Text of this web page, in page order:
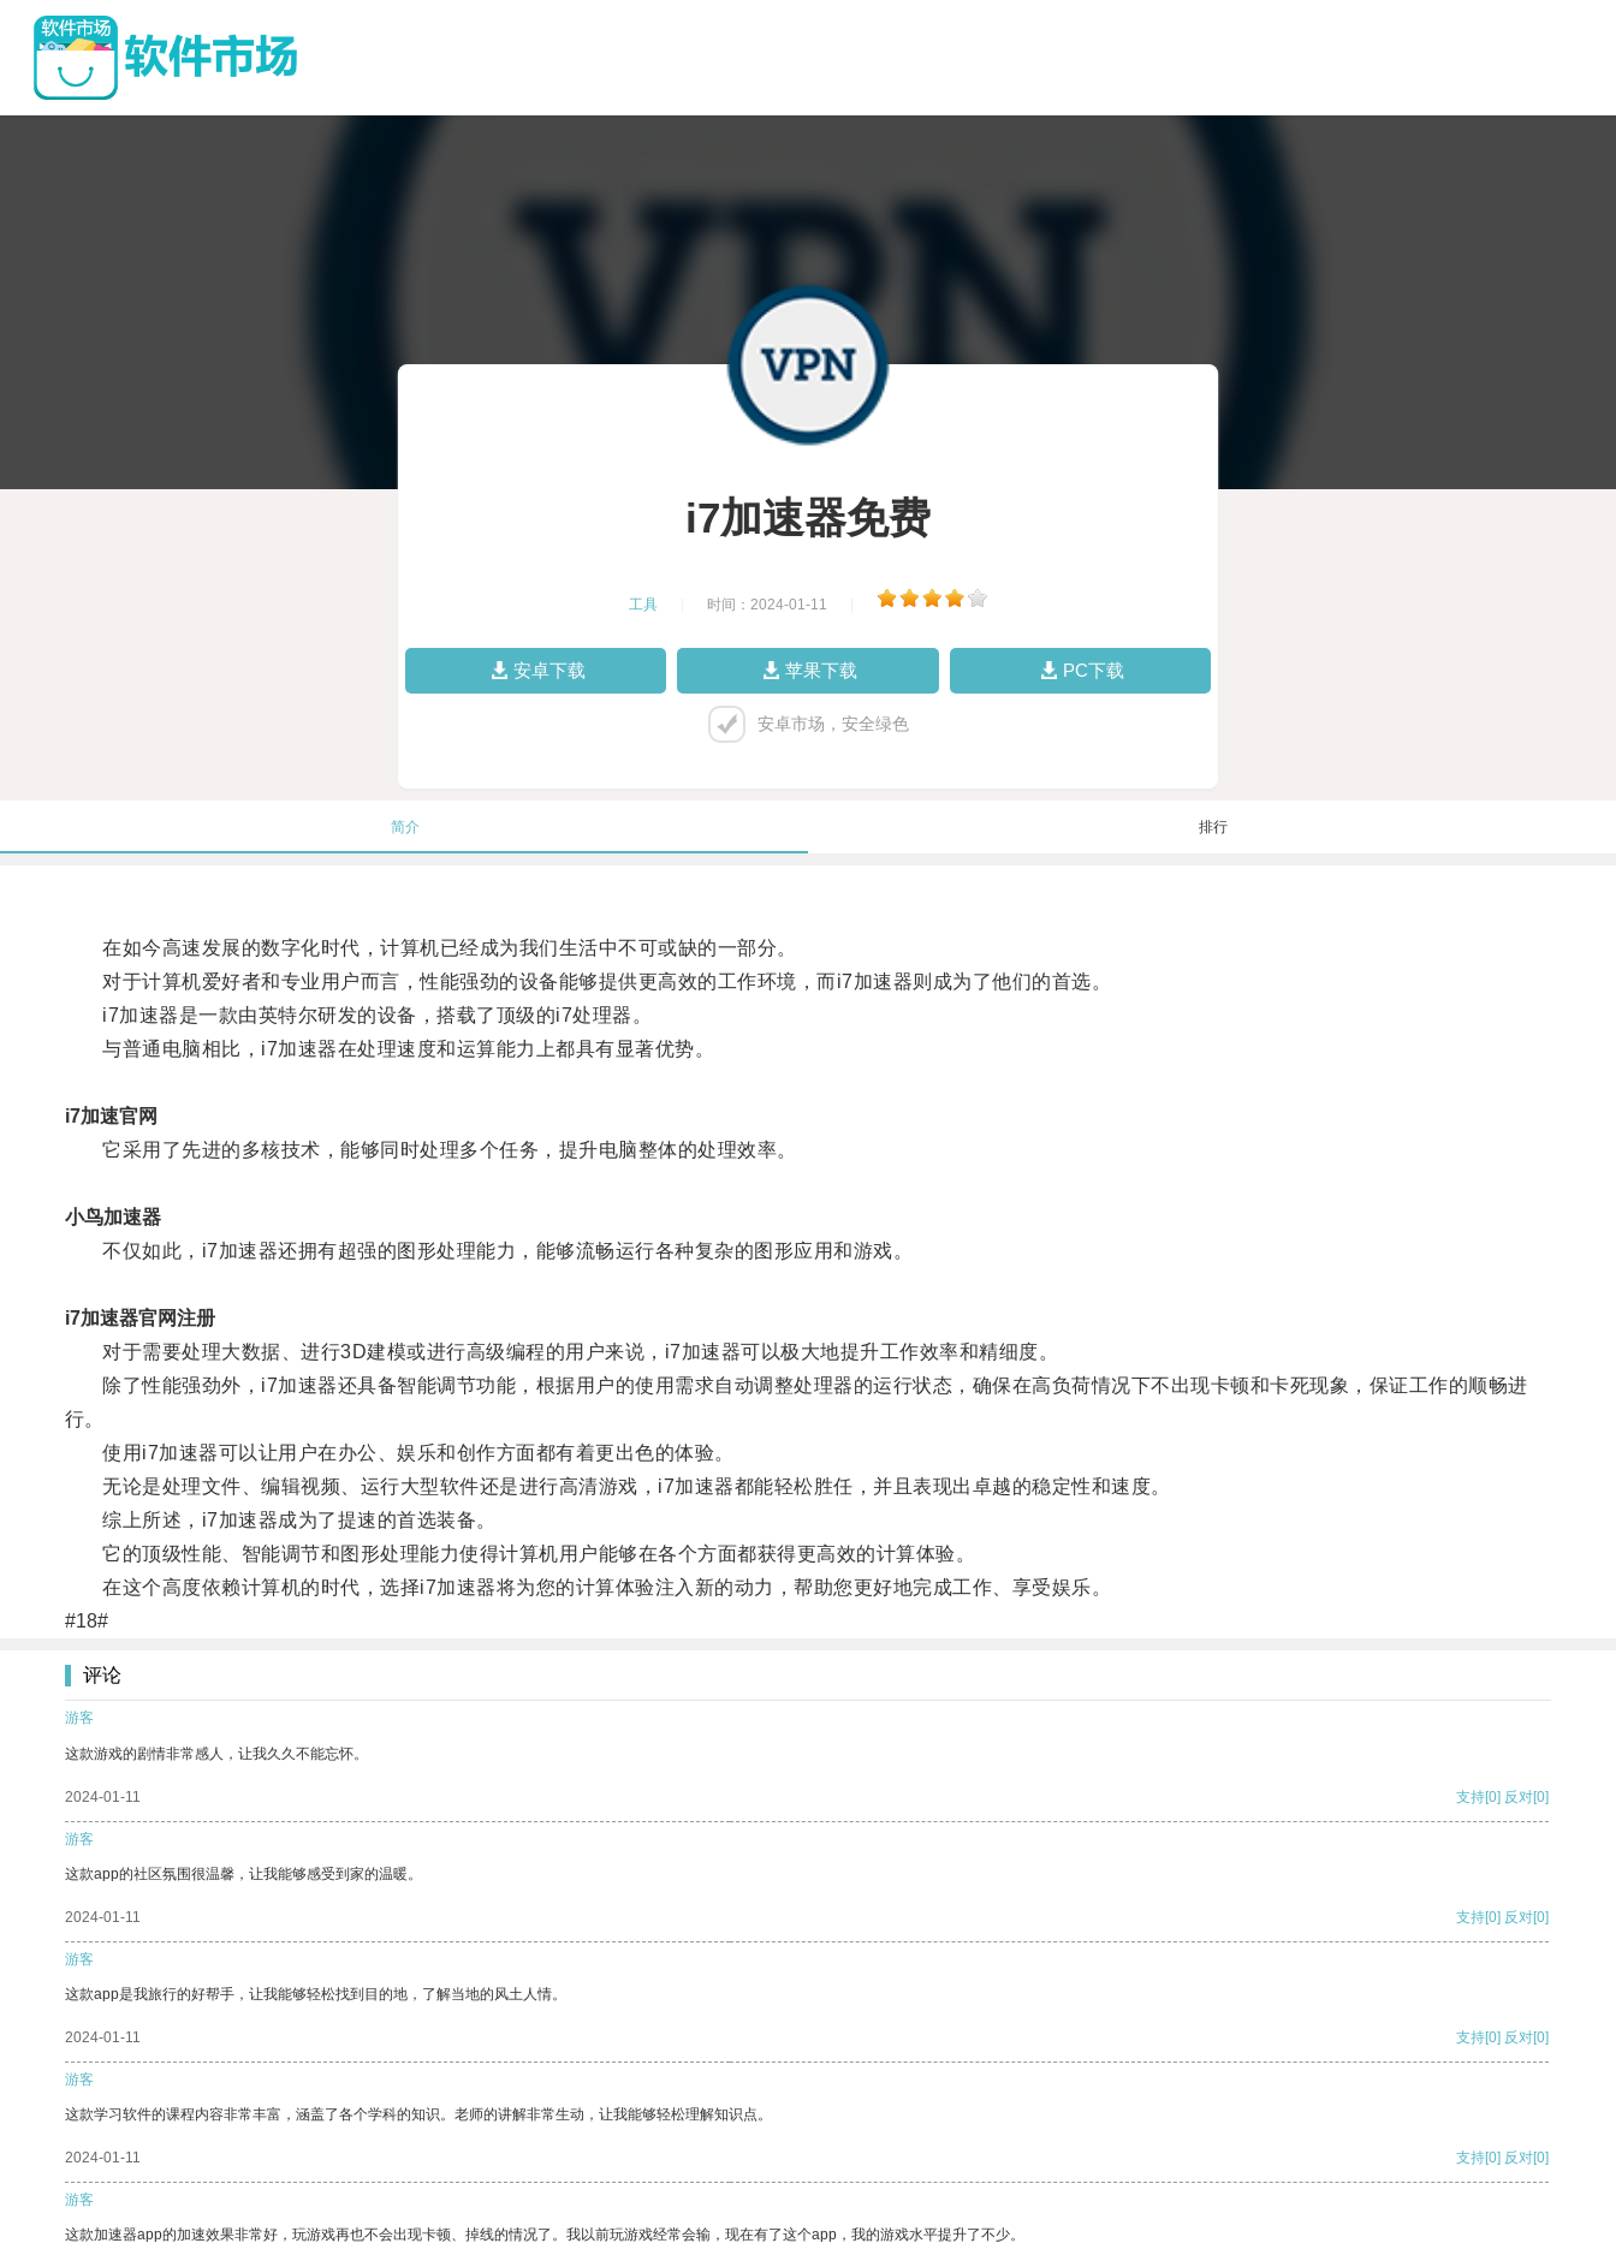
i7加速器免费
工具 时间：2024-01-11
安卓下载 苹果下载 PC下载
安卓市场，安全绿色
简介 排行
在如今高速发展的数字化时代，计算机已经成为我们生活中不可或缺的一部分。
对于计算机爱好者和专业用户而言，性能强劲的设备能够提供更高效的工作环境，而i7加速器则成为了他们的首选。
i7加速器是一款由英特尔研发的设备，搭载了顶级的i7处理器。
与普通电脑相比，i7加速器在处理速度和运算能力上都具有显著优势。
i7加速官网
它采用了先进的多核技术，能够同时处理多个任务，提升电脑整体的处理效率。
小鸟加速器
不仅如此，i7加速器还拥有超强的图形处理能力，能够流畅运行各种复杂的图形应用和游戏。
i7加速器官网注册
对于需要处理大数据、进行3D建模或进行高级编程的用户来说，i7加速器可以极大地提升工作效率和精细度。
除了性能强劲外，i7加速器还具备智能调节功能，根据用户的使用需求自动调整处理器的运行状态，确保在高负荷情况下不出现卡顿和卡死现象，保证工作的顺畅进
行。
使用i7加速器可以让用户在办公、娱乐和创作方面都有着更出色的体验。
无论是处理文件、编辑视频、运行大型软件还是进行高清游戏，i7加速器都能轻松胜任，并且表现出卓越的稳定性和速度。
综上所述，i7加速器成为了提速的首选装备。
它的顶级性能、智能调节和图形处理能力使得计算机用户能够在各个方面都获得更高效的计算体验。
在这个高度依赖计算机的时代，选择i7加速器将为您的计算体验注入新的动力，帮助您更好地完成工作、享受娱乐。
#18#
评论
游客
这款游戏的剧情非常感人，让我久久不能忘怀。
2024-01-11 支持[0] 反对[0]
游客
这款app的社区氛围很温馨，让我能够感受到家的温暖。
2024-01-11 支持[0] 反对[0]
游客
这款app是我旅行的好帮手，让我能够轻松找到目的地，了解当地的风土人情。
2024-01-11 支持[0] 反对[0]
游客
这款学习软件的课程内容非常丰富，涵盖了各个学科的知识。老师的讲解非常生动，让我能够轻松理解知识点。
2024-01-11 支持[0] 反对[0]
游客
这款加速器app的加速效果非常好，玩游戏再也不会出现卡顿、掉线的情况了。我以前玩游戏经常会输，现在有了这个app，我的游戏水平提升了不少。